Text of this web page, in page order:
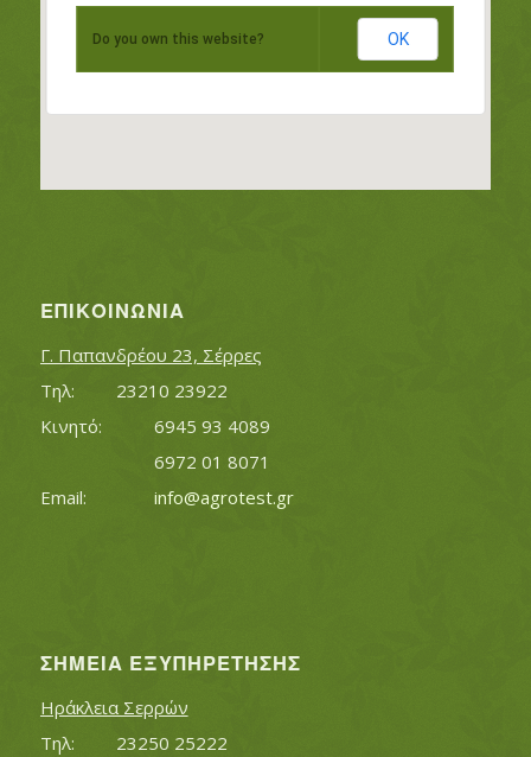
Do you own this website? OK
ΕΠΙΚΟΙΝΩΝΊΑ
Γ. Παπανδρέου 23, Σέρρες
Τηλ:		23210 23922
Κινητό:		6945 93 4089
			6972 01 8071
info@agrotest.gr
ΣΗΜΕΊΑ ΕΞΥΠΗΡΈΤΗΣΗΣ
Ηράκλεια Σερρών
Τηλ:		23250 25222